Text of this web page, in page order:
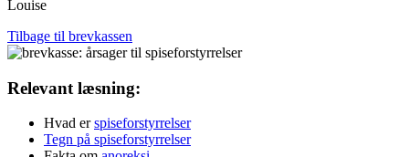
Louise
Tilbage til brevkassen
Relevant læsning:
Hvad erspiseforstyrrelser
Tegn på spiseforstyrrelser